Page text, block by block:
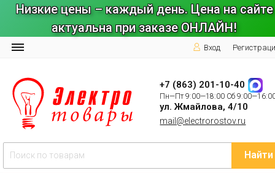
Низкие цены – каждый день. Цена на сайте
актуальна при заказе ОНЛАЙН!
Вход
+7 (863) 201-10-40
Пн—Пт 9:00—18:00 Сб
ул. Жмайлова, 4/10
mail@electrorostov.ru
Найти